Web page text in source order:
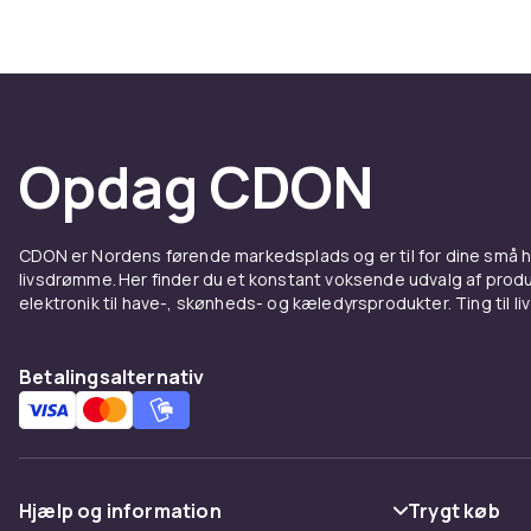
Björn Axén
Opdag CDON
CDON er Nordens førende markedsplads og er til for dine små
livsdrømme. Her finder du et konstant voksende udvalg af
elektronik til have-, skønheds- og kæledyrsprodukter. Ting til
Betalingsalternativ
Hjælp og information Trygt køb